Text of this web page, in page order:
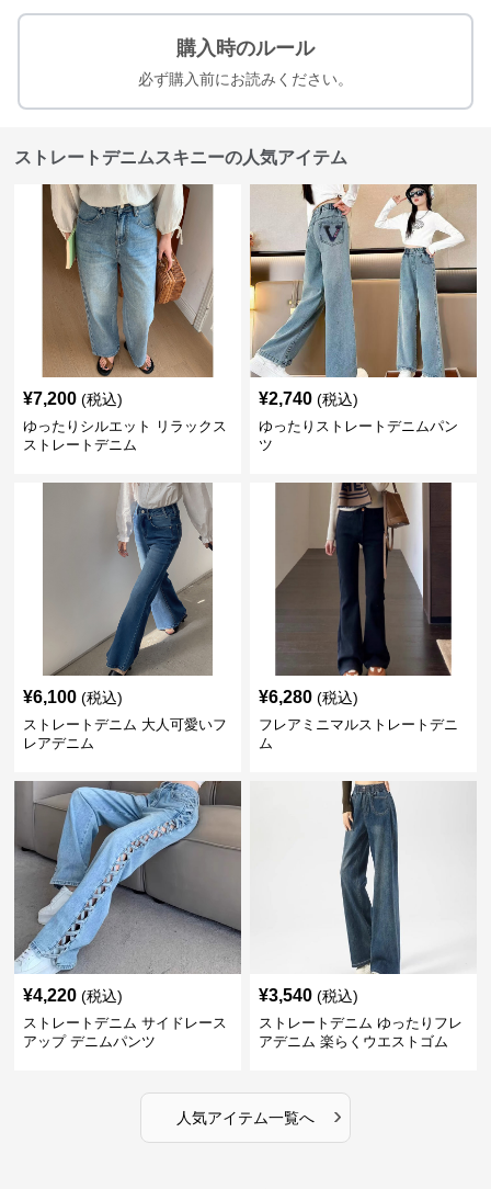
購入時のルール
必ず購入前にお読みください。
ストレートデニムスキニーの人気アイテム
¥7,200 (税込)
ゆったりシルエット リラックス
ストレートデニム
¥2,740 (税込)
ゆったりストレートデニムパン
ツ
¥6,100 (税込)
ストレートデニム 大人可愛いフ
レアデニム
¥6,280 (税込)
フレアミニマルストレートデニ
ム
¥4,220 (税込)
ストレートデニム サイドレース
アップ デニムパンツ
¥3,540 (税込)
ストレートデニム ゆったりフレ
アデニム 楽らくウエストゴム
人気アイテム一覧へ ›